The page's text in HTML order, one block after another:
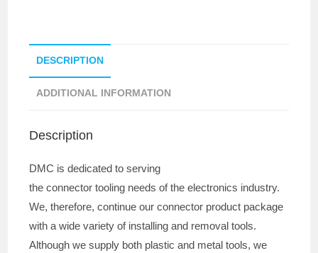
DESCRIPTION
ADDITIONAL INFORMATION
Description
DMC is dedicated to serving
the connector tooling needs of the electronics industry.
We, therefore, continue our connector product package
with a wide variety of installing and removal tools.
Although we supply both plastic and metal tools, we